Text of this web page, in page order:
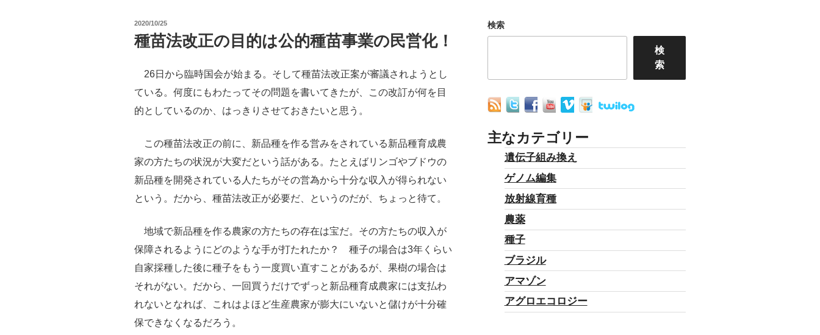
投
日:
2020/10/25
種苗法改正の目的は公的種苗事業の民営化！
26日から臨時国会が始まる。そして種苗法改正案が審議されようとし
ている。何度にもわたってその問題を書いてきたが、この改訂が何を目
的としているのか、はっきりさせておきたいと思う。
この種苗法改正の前に、新品種を作る営みをされている新品種育成農
家の方たちの状況が大変だという話がある。たとえばリンゴやブドウの
新品種を開発されている人たちがその営為から十分な収入が得られない
という。だから、種苗法改正が必要だ、というのだが、ちょっと待て。
地域で新品種を作る農家の方たちの存在は宝だ。その方たちの収入が
保障されるようにどのような手が打たれたか？ 種子の場合は3年くらい
自家採種した後に種子をもう一度買い直すことがあるが、果樹の場合は
それがない。だから、一回買うだけでずっと新品種育成農家には支払わ
れないとなれば、これはよほど生産農家が膨大にいないと儲けが十分確
保できなくなるだろう。
検索
検
索
主なカテゴリー
遺伝子組み換え
ゲノム編集
放射線育種
農薬
種子
ブラジル
アマゾン
アグロエコロジー